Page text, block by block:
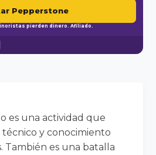
Pepperstone
pierden dinero. Afiliado.
es una actividad que
técnico y conocimiento
También es una batalla